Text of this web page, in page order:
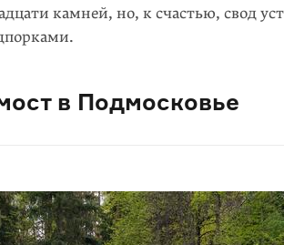
камней, но, к счастью, свод
в Подмосковье